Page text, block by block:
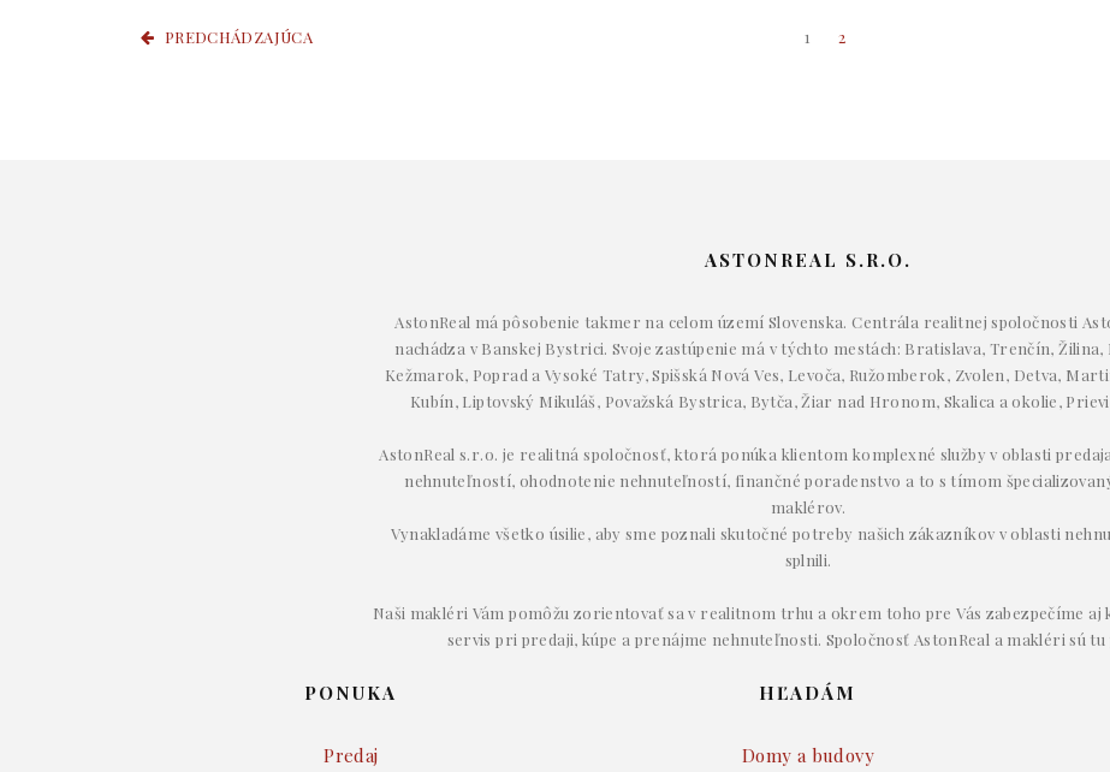
PREDCHÁDZAJÚCA 1 2
ASTONREAL S.R.O.
AstonReal má pôsobenie takmer na celom území Slovenska. Centrála realitnej spoločnosti
nachádza v Banskej Bystrici. Svoje zastúpenie má v týchto mestách: Bratislava, Trenčín, Žilina,
Kežmarok, Poprad a Vysoké Tatry, Spišská Nová Ves, Levoča, Ružomberok, Zvolen, Detva,
Kubín, Liptovský Mikuláš, Považská Bystrica, Bytča, Žiar nad Hronom, Skalica a okolie,
AstonReal s.r.o. je realitná spoločnosť, ktorá ponúka klientom komplexné služby v oblasti
nehnuteľností, ohodnotenie nehnuteľností, finančné poradenstvo a to s tímom
maklérov.
Vynakladáme všetko úsilie, aby sme poznali skutočné potreby našich zákazníkov v oblasti
splnili.
Naši makléri Vám pomôžu zorientovať sa v realitnom trhu a okrem toho pre Vás zabezpečíme aj
servis pri predaji, kúpe a prenájme nehnuteľnosti. Spoločnosť AstonReal a makléri sú tu
PONUKA
Predaj
HĽADÁM
Domy a budovy